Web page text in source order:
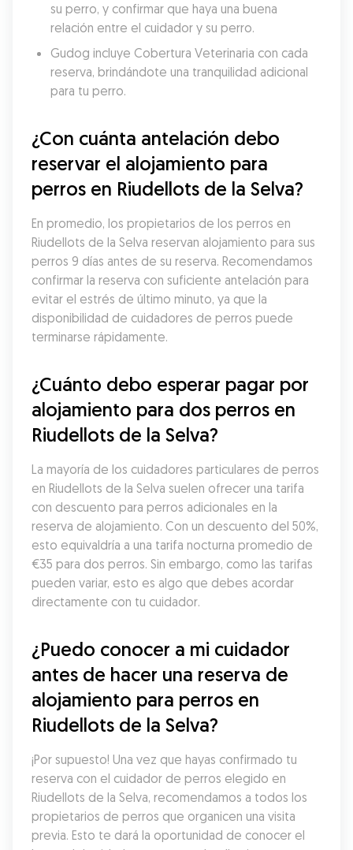
su perro, y confirmar que haya una buena
relación entre el cuidador y su perro.
Gudog incluye Cobertura Veterinaria con cada
reserva, brindándote una tranquilidad adicional
para tu perro.
¿Con cuánta antelación debo
reservar el alojamiento para
perros en Riudellots de la Selva?
En promedio, los propietarios de los perros en
Riudellots de la Selva reservan alojamiento para sus
perros 9 días antes de su reserva. Recomendamos
confirmar la reserva con suficiente antelación para
evitar el estrés de último minuto, ya que la
disponibilidad de cuidadores de perros puede
terminarse rápidamente.
¿Cuánto debo esperar pagar por
alojamiento para dos perros en
Riudellots de la Selva?
La mayoría de los cuidadores particulares de perros
en Riudellots de la Selva suelen ofrecer una tarifa
con descuento para perros adicionales en la
reserva de alojamiento. Con un descuento del 50%,
esto equivaldría a una tarifa nocturna promedio de
€35 para dos perros. Sin embargo, como las tarifas
pueden variar, esto es algo que debes acordar
directamente con tu cuidador.
¿Puedo conocer a mi cuidador
antes de hacer una reserva de
alojamiento para perros en
Riudellots de la Selva?
¡Por supuesto! Una vez que hayas confirmado tu
reserva con el cuidador de perros elegido en
Riudellots de la Selva, recomendamos a todos los
propietarios de perros que organicen una visita
previa. Esto te dará la oportunidad de conocer el